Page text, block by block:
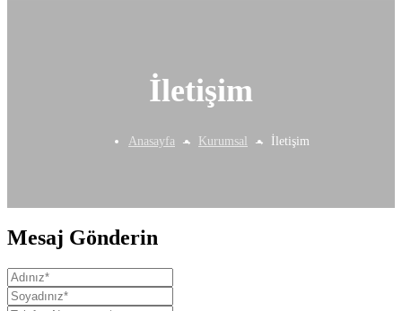
İletişim
Anasayfa Kurumsal İletişim
Mesaj Gönderin